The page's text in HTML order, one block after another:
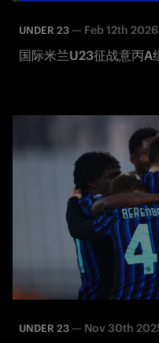
UNDER 23 — Feb 12th 2026
国际米兰U23征战意丙A
UNDER 23 — Nov 30th